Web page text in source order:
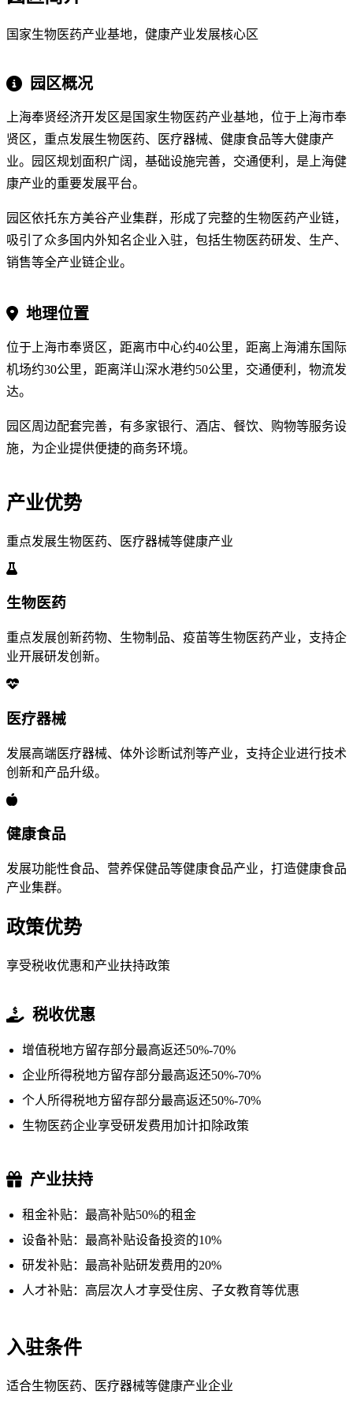
国家生物医药产业基地，健康产业发展核心区
园区概况
上海奉贤经济开发区是国家生物医药产业基地，位于上海市奉
贤区，重点发展生物医药、医疗器械、健康食品等大健康产
业。园区规划面积广阔，基础设施完善，交通便利，是上海健
康产业的重要发展平台。
园区依托东方美谷产业集群，形成了完整的生物医药产业链，
吸引了众多国内外知名企业入驻，包括生物医药研发、生产、
销售等全产业链企业。
地理位置
位于上海市奉贤区，距离市中心约40公里，距离上海浦东国际
机场约30公里，距离洋山深水港约50公里，交通便利，物流发
达。
园区周边配套完善，有多家银行、酒店、餐饮、购物等服务设
施，为企业提供便捷的商务环境。
产业优势
重点发展生物医药、医疗器械等健康产业
生物医药
重点发展创新药物、生物制品、疫苗等生物医药产业，支持企
业开展研发创新。
医疗器械
发展高端医疗器械、体外诊断试剂等产业，支持企业进行技术
创新和产品升级。
健康食品
发展功能性食品、营养保健品等健康食品产业，打造健康食品
产业集群。
政策优势
享受税收优惠和产业扶持政策
税收优惠
增值税地方留存部分最高返还50%-70%
企业所得税地方留存部分最高返还50%-70%
个人所得税地方留存部分最高返还50%-70%
生物医药企业享受研发费用加计扣除政策
产业扶持
租金补贴：最高补贴50%的租金
设备补贴：最高补贴设备投资的10%
研发补贴：最高补贴研发费用的20%
人才补贴：高层次人才享受住房、子女教育等优惠
入驻条件
适合生物医药、医疗器械等健康产业企业